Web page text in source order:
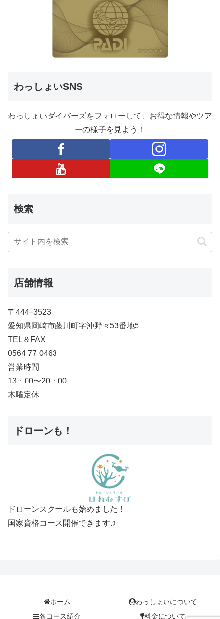
わっしょいSNS
わっしょいダイバーズをフォローして、お得な情報やツア
ーの様子を見よう！
検索
店舗情報
〒444−3523
愛知県岡崎市藤川町字沖野々53番地5
TEL＆FAX
0564-77-0463
営業時間
13：00〜20：00
木曜定休
ドローンも！
ドローンスクールも始めました！
国家資格コース開催できます♫
ホーム
わっしょいについて
各コース紹介
料金について